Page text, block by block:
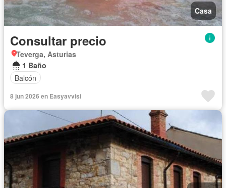
Casa
Consultar precio
Teverga, Asturias
1 Baño
Balcón
8 jun 2026 en Easyavvisi